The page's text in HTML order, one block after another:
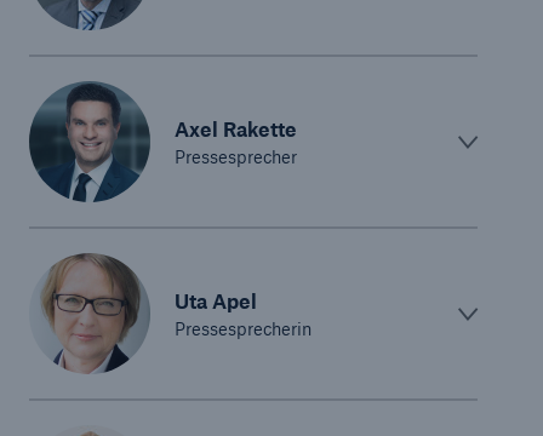
Axel Rakette
Pressesprecher
Uta Apel
Pressesprecherin